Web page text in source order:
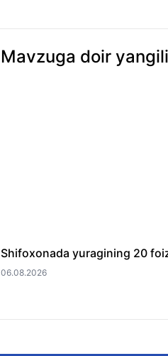
Mavzuga doir
Shifoxonada yuragining 20
06.08.2026